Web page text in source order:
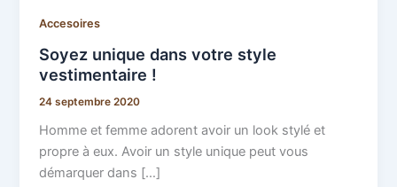
Accesoires
Soyez unique dans votre style
vestimentaire !
24 septembre 2020
Homme et femme adorent avoir un look stylé et
propre à eux. Avoir un style unique peut vous
démarquer dans […]